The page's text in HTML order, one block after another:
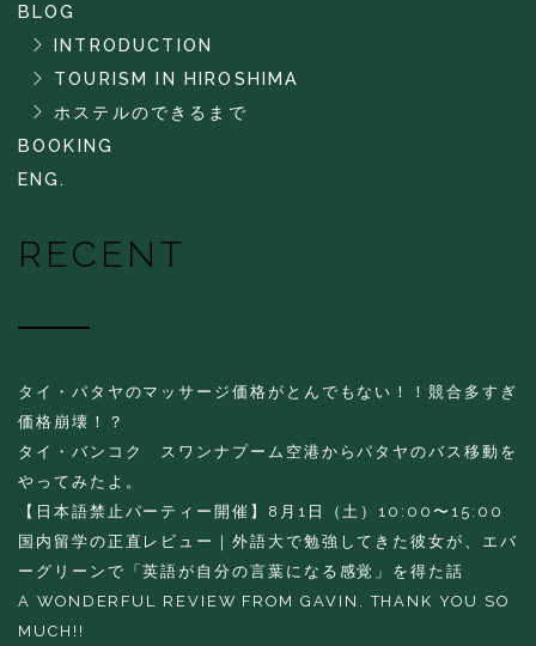
BLOG
INTRODUCTION
TOURISM IN HIROSHIMA
ホステルのできるまで
BOOKING
ENG.
RECENT
タイ・パタヤのマッサージ価格がとんでもない！！競合多すぎ
価格崩壊！？
タイ・バンコク スワンナプーム空港からパタヤのバス移動を
やってみたよ。
【日本語禁止パーティー開催】8月1日（土）10:00〜15:00
国内留学の正直レビュー｜外語大で勉強してきた彼女が、エバ
ーグリーンで「英語が自分の言葉になる感覚」を得た話
A WONDERFUL REVIEW FROM GAVIN. THANK YOU SO
MUCH!!